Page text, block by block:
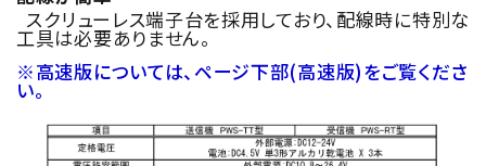
スクリューレス端子台を採用しており、配線時に特別な
工具は必要ありません。
※高速版については、ページ下部(高速版)をご覧くださ
い。